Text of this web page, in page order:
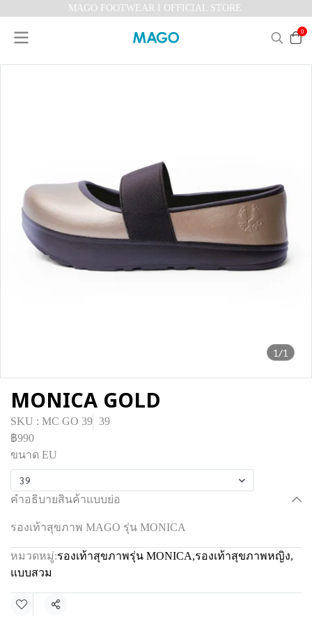
MAGO FOOTWEAR I OFFICIAL STORE
0
1/1
MONICA GOLD
SKU : MC GO 39 39
฿990
ขนาด EU
39
คำอธิบายสินค้าแบบย่อ
รองเท้าสุขภาพ MAGO รุ่น MONICA
หมวดหมู่:รองเท้าสุขภาพรุ่น MONICA,รองเท้าสุขภาพหญิง,
แบบสวม
แชร์